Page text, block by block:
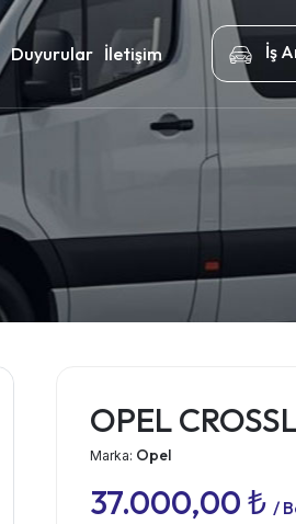
Duyurular İletişim İş
OPEL
Marka: Opel
37.000,00 ₺ /